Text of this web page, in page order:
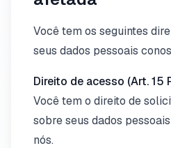
Você tem os seguintes
seus dados pessoais
Direito de acesso (Art. 15
Você tem o direito de
sobre seus dados
nós.